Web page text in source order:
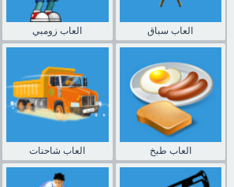
العاب زومبي العاب سباق
العاب شاحنات العاب طبخ